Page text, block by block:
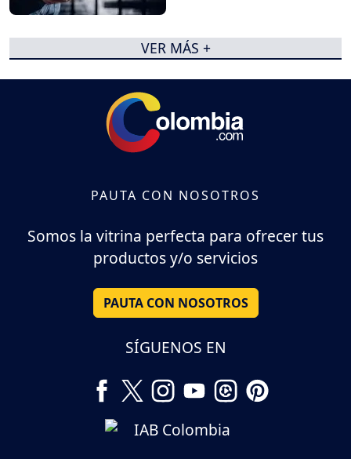
VER MÁS +
PAUTA CON NOSOTROS
Somos la vitrina perfecta para ofrecer tus
productos y/o servicios
PAUTA CON NOSOTROS
SÍGUENOS EN